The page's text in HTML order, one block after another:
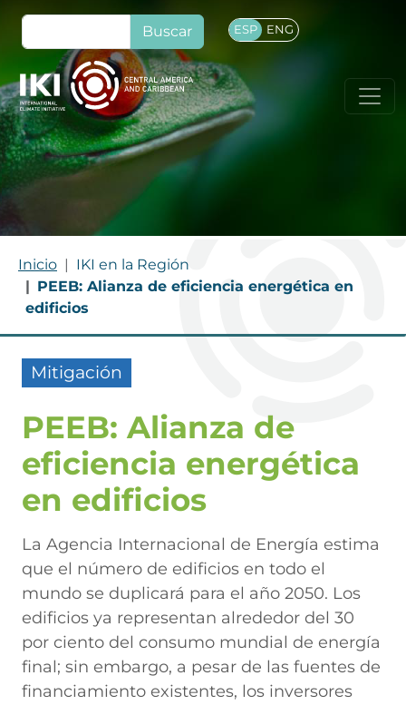
Pasar al contenido principal
Buscar ESP ENG
RUTA DE NAVEGACIÓN
Inicio
IKI en la Región
PEEB: Alianza de eficiencia energética en
edificios
Mitigación
PEEB: Alianza de
eficiencia energética
en edificios
La Agencia Internacional de Energía estima
que el número de edificios en todo el
mundo se duplicará para el año 2050. Los
edificios ya representan alrededor del 30
por ciento del consumo mundial de energía
final; sin embargo, a pesar de las fuentes de
financiamiento existentes, los inversores